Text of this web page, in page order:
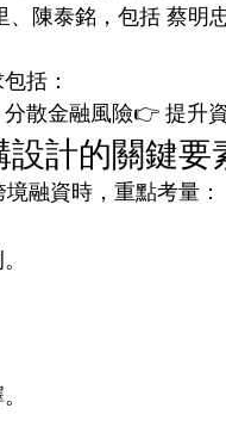
、陳泰銘，包括 蔡明
括：
散金融風險👉 提升
計的關鍵要
融資時，重點考量：